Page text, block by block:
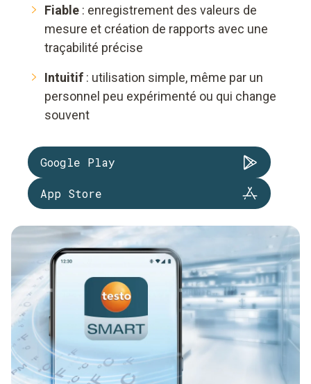
Fiable : enregistrement des valeurs de
mesure et création de rapports avec une
traçabilité précise
Intuitif : utilisation simple, même par un
personnel peu expérimenté ou qui change
souvent
Google Play
App Store